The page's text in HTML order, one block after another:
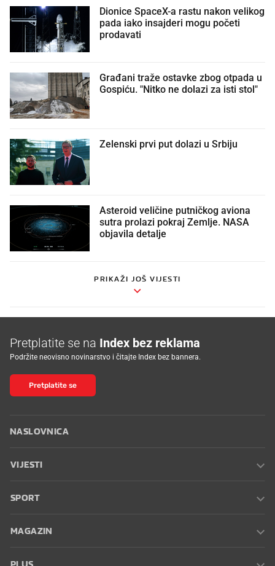
Dionice SpaceX-a rastu nakon velikog
pada iako insajderi mogu početi
prodavati
Građani traže ostavke zbog otpada u
Gospiću. "Nitko ne dolazi za isti stol"
Zelenski prvi put dolazi u Srbiju
Asteroid veličine putničkog aviona
sutra prolazi pokraj Zemlje. NASA
objavila detalje
PRIKAŽI JOŠ VIJESTI
Pretplatite se na Index bez reklama
Podržite neovisno novinarstvo i čitajte Index bez bannera.
Pretplatite se
NASLOVNICA
VIJESTI
SPORT
MAGAZIN
PLUS